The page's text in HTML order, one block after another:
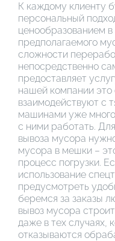
К каждому клиенту
персональный
ценообразованием
предполагаемого
сложности
непосредственно
предоставляет
нашей компании
взаимодействуют с
машинами уже
с ними работать.
вывоза мусора
мусора в мешки –
процесс погрузки.
использование
предусмотреть
беремся за заказы
вывоз мусора
даже в тех случаях,
отказываются